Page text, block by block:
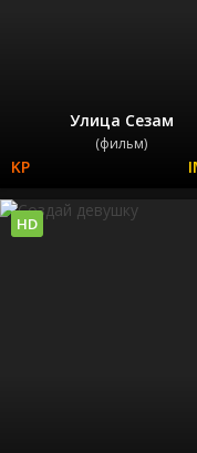
Улица Сезам
(фильм)
HD